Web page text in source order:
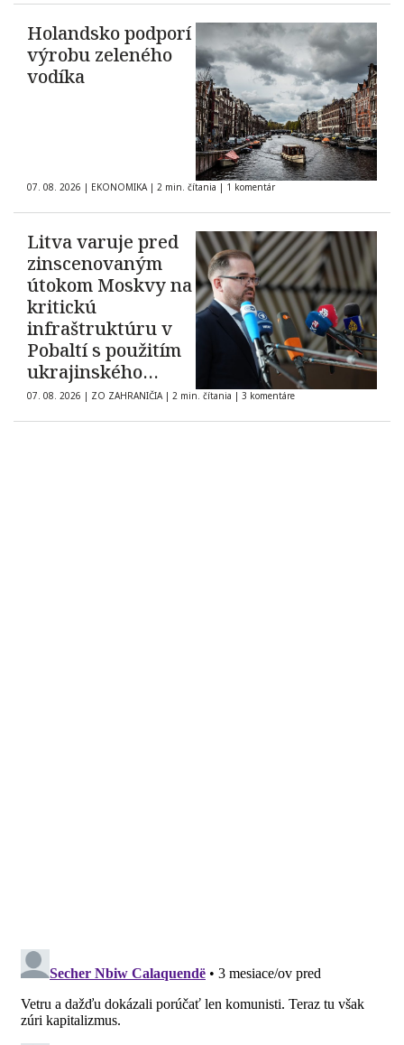
Holandsko podporí
výrobu zeleného
vodíka
07. 08. 2026 | EKONOMIKA | 2 min. čítania | 1 komentár
Litva varuje pred
zinscenovaným
útokom Moskvy na
kritickú
infraštruktúru v
Pobaltí s použitím
ukrajinského
dronu
07. 08. 2026 | ZO ZAHRANIČIA | 2 min. čítania | 3 komentáre